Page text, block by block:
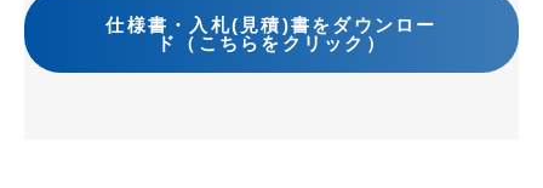
仕様書・入札(見積)書をダウンロー
ド（こちらをクリック）